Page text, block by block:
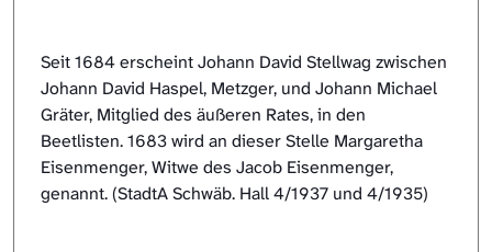
Seit 1684 erscheint Johann David Stellwag zwischen
Johann David Haspel, Metzger, und Johann Michael
Gräter, Mitglied des äußeren Rates, in den
Beetlisten. 1683 wird an dieser Stelle Margaretha
Eisenmenger, Witwe des Jacob Eisenmenger,
genannt. (StadtA Schwäb. Hall 4/1937 und 4/1935)